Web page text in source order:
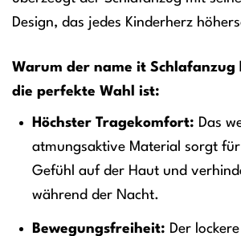
Design, das jedes Kinderherz
Warum der name it Schlafanzug
die perfekte Wahl ist:
Höchster Tragekomfort: Das
atmungsaktive Material sorgt
Gefühl auf der Haut und
während der Nacht.
Bewegungsfreiheit: Der